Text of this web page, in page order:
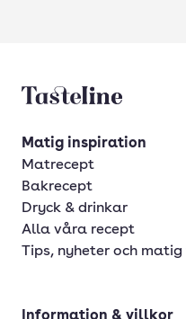
Tasteline startsida
Matig inspiration
Matrecept
Bakrecept
Dryck & drinkar
Alla våra recept
Tips, nyheter och